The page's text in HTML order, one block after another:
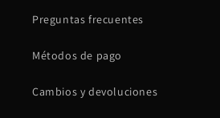
Preguntas frecuentes
Métodos de pago
Cambios y devoluciones